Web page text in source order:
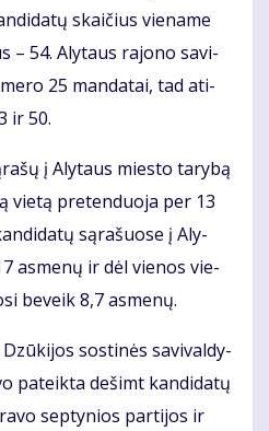
skai­čius vie­na­me
– 54. Aly­taus ra­jo­no sa­vi­
25 man­da­tai, tad ati­
ir 50.
į Aly­taus mies­to ta­ry­bą
vie­tą pre­ten­duo­ja per 13
są­ra­šuo­se į Aly­
as­me­nų ir dėl vie­nos vie­
be­veik 8,7 as­me­nų.
sos­ti­nės sa­vi­val­dy­
pa­teik­ta de­šimt kan­di­da­tų
sep­ty­nios par­ti­jos ir